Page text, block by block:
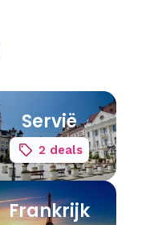
2 deals
Servië
Frankrijk